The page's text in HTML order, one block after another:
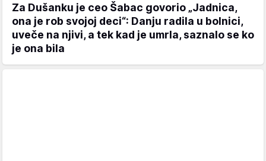
Za Dušanku je ceo Šabac govorio „Jadnica,
ona je rob svojoj deci“: Danju radila u bolnici,
uveče na njivi, a tek kad je umrla, saznalo se ko
je ona bila